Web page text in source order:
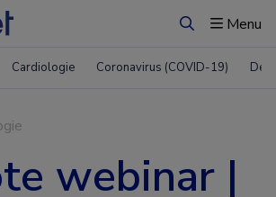
ZoekenMenu
Cardiologie Coronavirus (COVID-19)
webinar |